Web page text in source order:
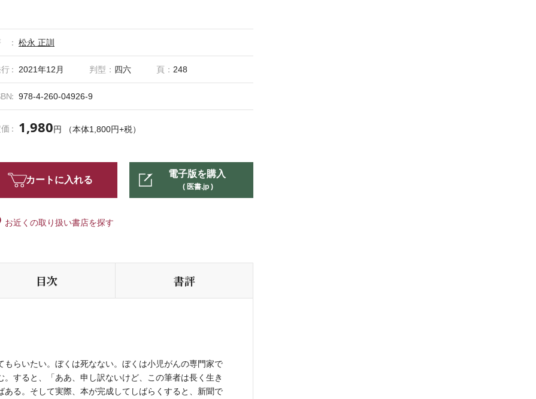
松永 正訓
2021年12月 判型： 四六 頁： 248
978-4-260-04926-9
1,980円 （本体1,800円+税）
カートに入れる
電子版を購入
( 医書.jp )
お近くの取り扱い書店を探す
目次 書評
らいたい。ぼくは死なない。ぼくは小児がんの専門家で
すると、「ああ、申し訳ないけど、この筆者は長く生き
ある。そして実際、本が完成してしばらくすると、新聞で